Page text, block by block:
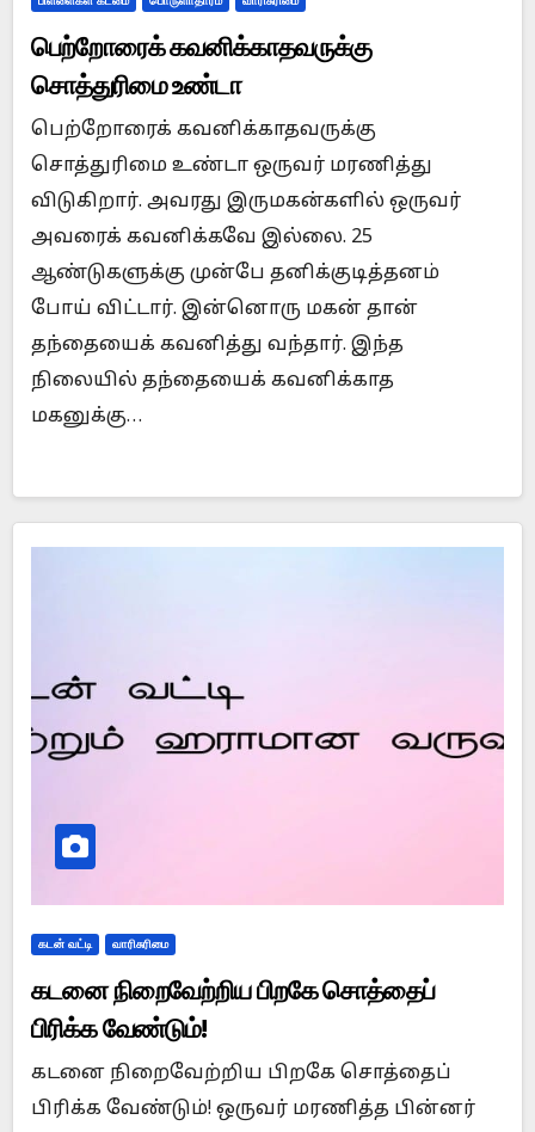
பெற்றோரைக் கவனிக்காதவருக்கு
சொத்துரிமை உண்டா
பெற்றோரைக் கவனிக்காதவருக்கு
சொத்துரிமை உண்டா ஒருவர் மரணித்து
விடுகிறார். அவரது இருமகன்களில் ஒருவர்
அவரைக் கவனிக்கவே இல்லை. 25
ஆண்டுகளுக்கு முன்பே தனிக்குடித்தனம்
போய் விட்டார். இன்னொரு மகன் தான்
தந்தையைக் கவனித்து வந்தார். இந்த
நிலையில் தந்தையைக் கவனிக்காத
மகனுக்கு…
கடன் வட்டி வாரிசுரிமை
கடனை நிறைவேற்றிய பிறகே சொத்தைப்
பிரிக்க வேண்டும்!
கடனை நிறைவேற்றிய பிறகே சொத்தைப்
பிரிக்க வேண்டும்! ஒருவர் மரணித்த பின்னர்